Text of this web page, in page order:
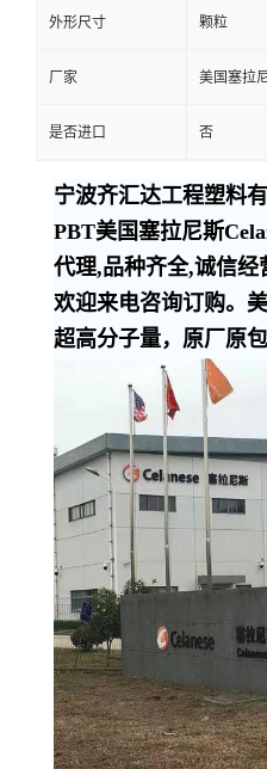
外形尺寸 颗粒
厂家 美国塞拉
是否进口 否
宁波齐汇达工程塑料
PBT美国塞拉尼斯
代理,品种齐全,诚信经
欢迎来电咨询订购。
超高分子量，原厂原包